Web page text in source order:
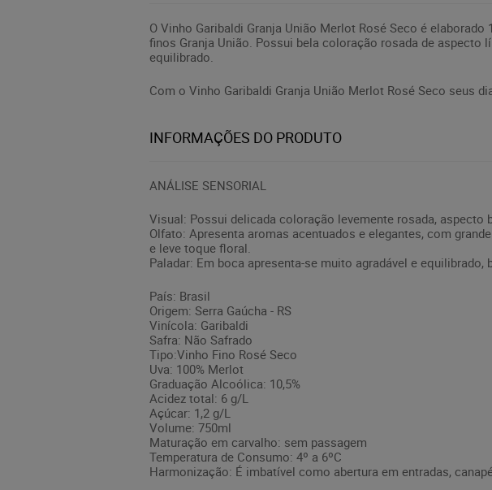
O Vinho Garibaldi Granja União Merlot Rosé Seco é
finos Granja União. Possui bela coloração rosada de aspecto
equilibrado.
Com o Vinho Garibaldi Granja União Merlot Rosé Seco seus
INFORMAÇÕES DO PRODUTO
ANÁLISE SENSORIAL
Visual: Possui delicada coloração levemente rosada, aspecto
Olfato: Apresenta aromas acentuados e elegantes, com
e leve toque floral.
Paladar: Em boca apresenta-se muito agradável e
País: Brasil
Origem: Serra Gaúcha - RS
Vinícola: Garibaldi
Safra: Não Safrado
Tipo:Vinho Fino Rosé Seco
Uva: 100% Merlot
Graduação Alcoólica: 10,5%
Acidez total: 6 g/L
Açúcar: 1,2 g/L
Volume: 750ml
Maturação em carvalho: sem passagem
Temperatura de Consumo: 4º a 6ºC
Harmonização: É imbatível como abertura em entradas,